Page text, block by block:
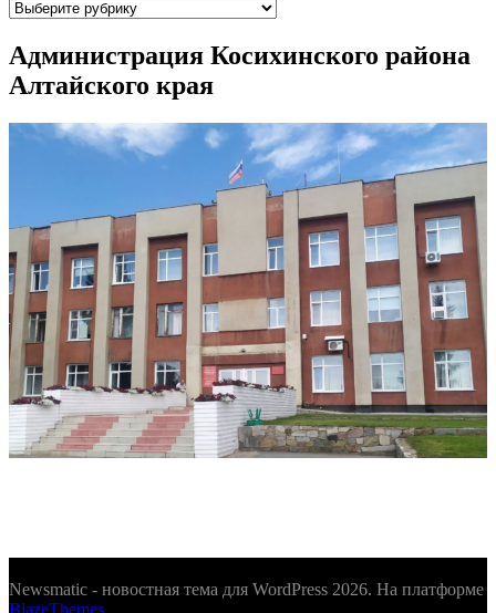
Рубрики
Администрация Косихинского района
Алтайского края
Newsmatic - новостная тема для WordPress 2026. На платформе
BlazeThemes